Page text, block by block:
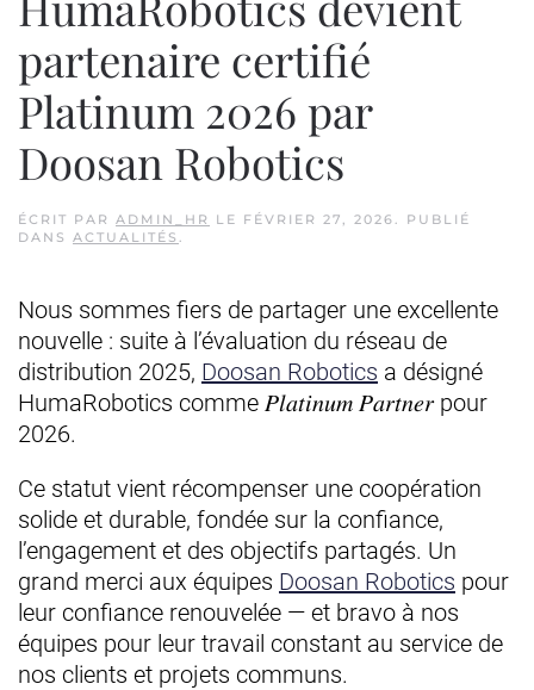
partenaire certifié
Platinum 2026 par
Doosan Robotics
ÉCRIT PAR ADMIN_HR LE FÉVRIER 27, 2026
. PUBLIÉ
DANS ACTUALITÉS
Nous sommes fiers de partager une excellente
nouvelle : suite à l’évaluation du réseau de
distribution 2025, Doosan Robotics a désigné
HumaRobotics comme 𝑃𝑙𝑎𝑡𝑖𝑛𝑢𝑚 𝑃𝑎𝑟𝑡𝑛𝑒𝑟 pour
2026.
Ce statut vient récompenser une coopération
solide et durable, fondée sur la confiance,
l’engagement et des objectifs partagés. Un
grand merci aux équipes Doosan Robotics pour
leur confiance renouvelée — et bravo à nos
équipes pour leur travail constant au service de
nos clients et projets communs.